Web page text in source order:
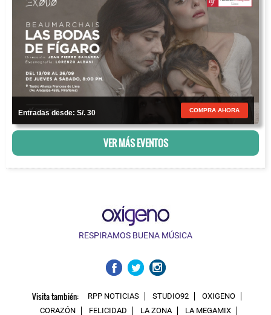
Entradas desde: S/. 30 COMPRA AHORA
VER MÁS EVENTOS
RESPIRAMOS BUENA MÚSICA
Visita también: RPP NOTICIAS STUDIO92
OXIGENO
CORAZÓN
FELICIDAD LA ZONA LA MEGAMIX